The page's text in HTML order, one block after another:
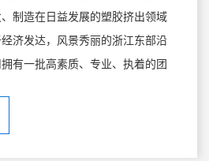
制造在日益发展的塑胶挤出领域
济发达，风景秀丽的浙江东部沿
有一批高素质、专业、执着的团
品质的各种挤出模头，挤出板、
品质，永无止境”是精昊的厂